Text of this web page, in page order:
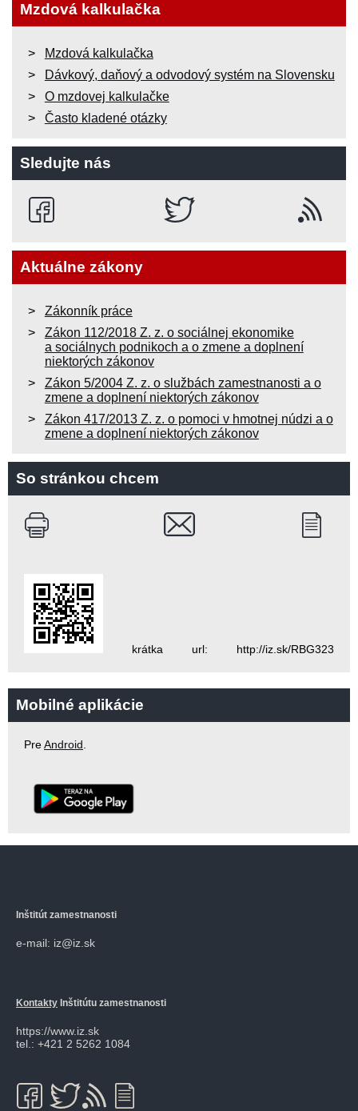
Mzdová kalkulačka
Mzdová kalkulačka
Dávkový, daňový a odvodový systém na Slovensku
O mzdovej kalkulačke
Často kladené otázky
Sledujte nás
Aktuálne zákony
Zákonník práce
Zákon 112/2018 Z. z. o sociálnej ekonomike
a sociálnych podnikoch a o zmene a doplnení
niektorých zákonov
Zákon 5/2004 Z. z. o službách zamestnanosti a o
zmene a doplnení niektorých zákonov
Zákon 417/2013 Z. z. o pomoci v hmotnej núdzi a o
zmene a doplnení niektorých zákonov
So stránkou chcem
krátka url: http://iz.sk/RBG323
Mobilné aplikácie
PreAndroid.
Inštitút zamestnanosti
e-mail: iz@iz.sk
Kontakty Inštitútu zamestnanosti
https://www.iz.sk
tel.: +421 2 5262 1084